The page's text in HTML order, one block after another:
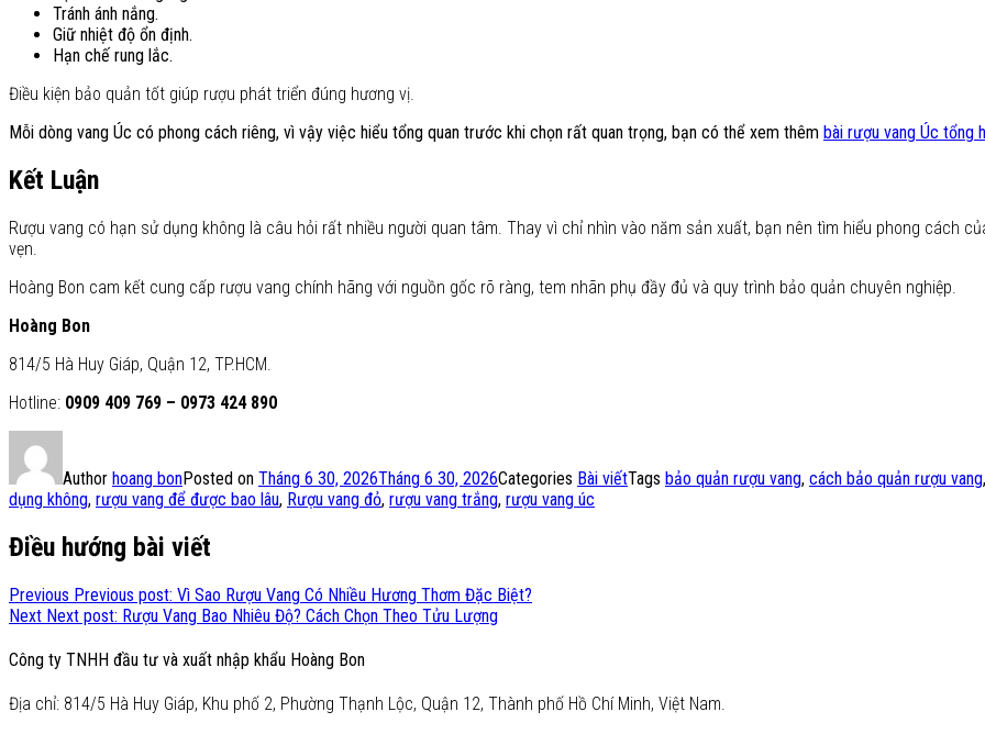
Tránh ánh nắng.
Giữ nhiệt độ ổn định.
Hạn chế rung lắc.
Điều kiện bảo quản tốt giúp rượu phát triển đúng hương vị.
Mỗi dòng vang Úc có phong cách riêng, vì vậy việc hiểu tổng quan trước khi chọn rất quan trọng, bạn có thể xem thêm bài rượu vang Úc tổng
Kết Luận
Rượu vang có hạn sử dụng không là câu hỏi rất nhiều người quan tâm. Thay vì chỉ nhìn vào năm sản xuất, bạn nên tìm hiểu phong cách
vẹn.
Hoàng Bon cam kết cung cấp rượu vang chính hãng với nguồn gốc rõ ràng, tem nhãn phụ đầy đủ và quy trình bảo quản chuyên nghiệp.
Hoàng Bon
814/5 Hà Huy Giáp, Quận 12, TP.HCM.
Hotline: 0909 409 769 – 0973 424 890
Author hoang bonPosted on Tháng 6 30, 2026Tháng 6 30, 2026Categories Bài viếtTags bảo quản rượu vang, cách bảo quản rượu vang,
dụng không, rượu vang để được bao lâu, Rượu vang đỏ, rượu vang trắng, rượu vang úc
Điều hướng bài viết
Previous Previous post: Vì Sao Rượu Vang Có Nhiều Hương Thơm Đặc Biệt?
Next Next post: Rượu Vang Bao Nhiêu Độ? Cách Chọn Theo Tửu Lượng
Công ty TNHH đầu tư và xuất nhập khẩu Hoàng Bon
Địa chỉ: 814/5 Hà Huy Giáp, Khu phố 2, Phường Thạnh Lộc, Quận 12, Thành phố Hồ Chí Minh, Việt Nam.